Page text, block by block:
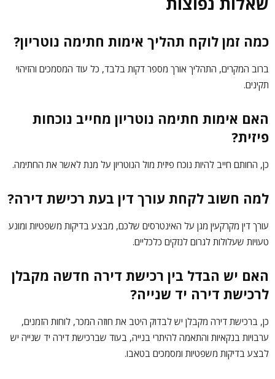
כמה זמן לוקח תהליך אימות חתימה נוטריון?
ברוב המקרים, התהליך אורך מספר דקות בלבד, כל עוד המסמכים והזיהוי
תקינים.
האם אימות חתימה נוטריון מחייב נוכחות
פיזית?
כן, החותם חייב להיות נוכח פיזית מול הנוטריון על מנת לאשר את החתימה.
למה חשוב לקחת עורך דין בעת רכישת דירה?
עורך דין מקרקעין מגן על האינטרסים שלכם, מבצע בדיקות משפטיות ומונע
טעויות שעלולות לגרום לנזקים כלכליים.
האם יש הבדל בין רכישת דירה חדשה מקבלן
לרכישת דירה יד שנייה?
כן, ברכישת דירה מקבלן יש לבדוק היטב את חוזה המכר, לוחות הזמנים,
ערבויות בנקאיות והתאמה להיתרי בנייה, בעוד שברכישת דירה יד שנייה יש
לבצע בדיקות משפטיות ומסמכים בטאבו.